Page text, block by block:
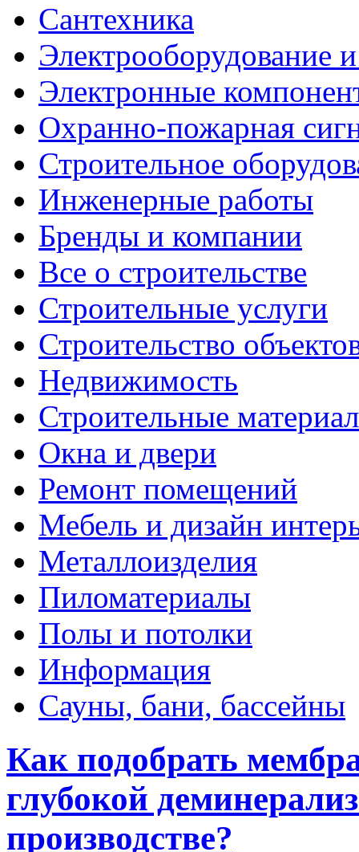
Сантехника
Электрооборудование
Электронные
Охранно-пожарная
Строительное
Инженерные работы
Бренды и компании
Все о строительстве
Строительные услуги
Строительство
Недвижимость
Строительные
Окна и двери
Ремонт помещений
Мебель и дизайн
Металлоизделия
Пиломатериалы
Полы и потолки
Информация
Сауны, бани, бассейны
Как подобрать
глубокой
производстве?